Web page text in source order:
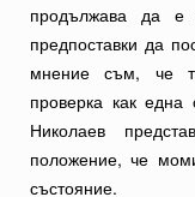
продължава да е
предпоставки да
мнение съм, че
проверка как една
Николаев
положение, че
състояние.